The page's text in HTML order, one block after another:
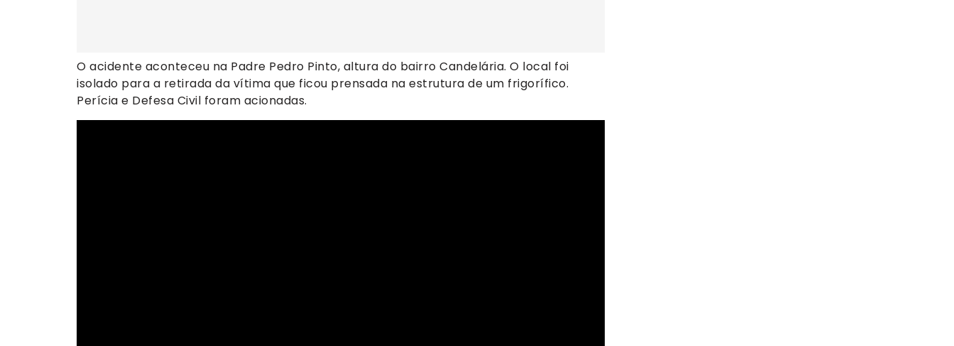
O acidente aconteceu na Padre Pedro Pinto, altura do bairro Candelária. O local foi
isolado para a retirada da vítima que ficou prensada na estrutura de um frigorífico.
Perícia e Defesa Civil foram acionadas.